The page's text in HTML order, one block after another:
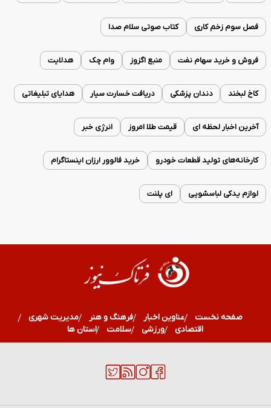
فصل سوم زخم کاری کتاب صوتی سلام صدا
فروش و خرید سهام نفت منبع اگزوز وام چک هدلایت
کاخ لبخند دندان پزشکی دریافت خسارت سیار هدایای تبلیغاتی
آخرین اخبار لحظه ای قیمت طلا امروز انرژی خبر
کارخانه‌های تولید قطعات خودرو خرید فالوور ارزان اینستاگرام
لوازم یدکی لباسشویی ای پلنت
صفحه نخست عناوین اخبار فرهنگ و هنر
مدیریت شهری
اقتصادی
ورزشی سلامت استان ها